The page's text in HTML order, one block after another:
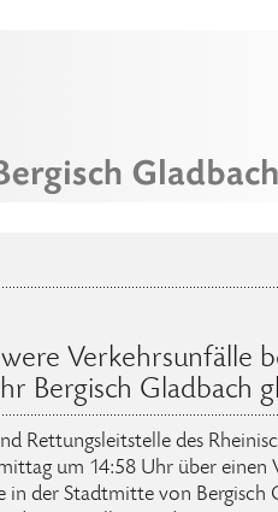
Verkehrsunfälle
Bergisch Gladbach
Rettungsleitstelle des
um 14:58 Uhr über einen
in der Stadtmitte von